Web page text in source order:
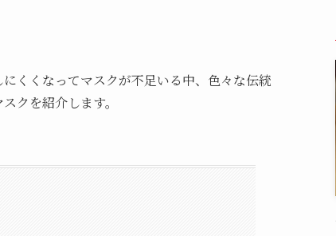
くくなってマスクが不足いる中、色々な伝統
クを紹介します。